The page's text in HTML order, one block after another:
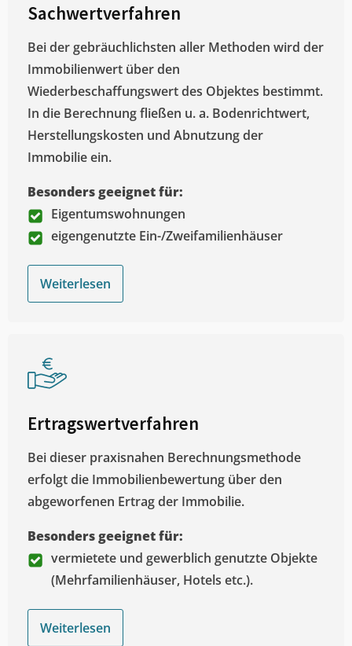
Sachwertverfahren
Bei der gebräuchlichsten aller Methoden wird der
Immobilienwert über den
Wiederbeschaffungswert des Objektes bestimmt.
In die Berechnung fließen u. a. Bodenrichtwert,
Herstellungskosten und Abnutzung der
Immobilie ein.
Besonders geeignet für:
Eigentumswohnungen
eigengenutzte Ein-/Zweifamilienhäuser
Weiterlesen
Ertragswertverfahren
Bei dieser praxisnahen Berechnungsmethode
erfolgt die Immobilienbewertung über den
abgeworfenen Ertrag der Immobilie.
Besonders geeignet für:
vermietete und gewerblich genutzte Objekte
(Mehrfamilienhäuser, Hotels etc.).
Weiterlesen